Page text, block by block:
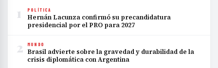
1 POLÍTICA
Hernán Lacunza confirmó su precandidatura
presidencial por el PRO para 2027
2 MUNDO
Brasil advierte sobre la gravedad y durabilidad de la
crisis diplomática con Argentina